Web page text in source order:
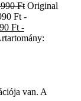
Ft Original
Ft -
Ft -
van. A